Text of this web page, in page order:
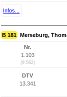
Infos...
B 181 Merseburg,
Nr.
1.103
(9.562)
DTV
13.341